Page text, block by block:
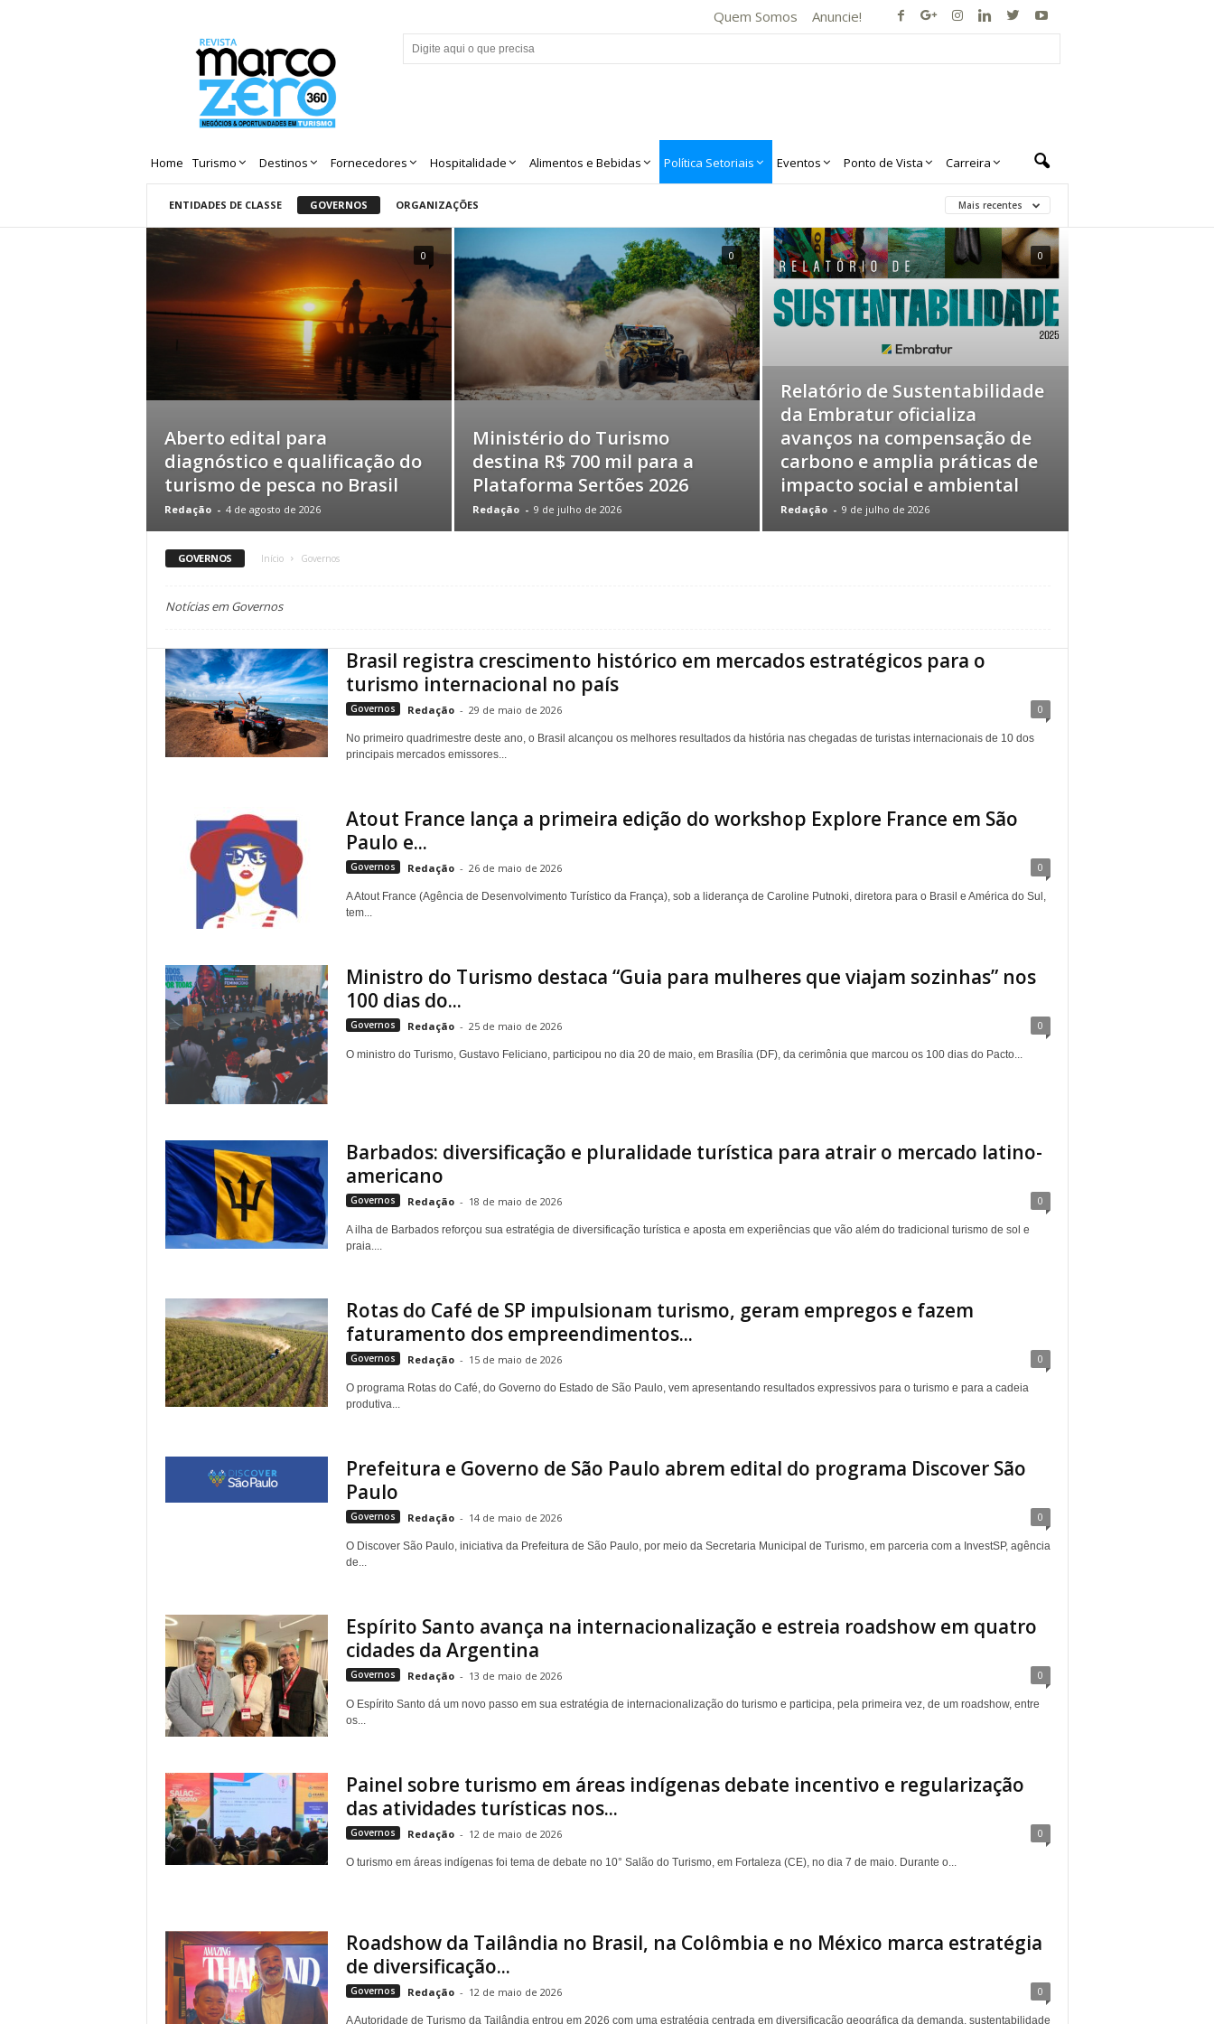
Quem Somos Anuncie!
Home Turismo Destinos Fornecedores Hospitalidade Alimentos e Bebidas Política Setoriais Eventos Ponto de Vista Carreira
ENTIDADES DE CLASSE GOVERNOS ORGANIZAÇÕES Mais recentes
Aberto edital para
diagnóstico e qualificação do
turismo de pesca no Brasil
Redação - 4 de agosto de 2026
0
Ministério do Turismo
destina R$ 700 mil para a
Plataforma Sertões 2026
Redação - 9 de julho de 2026
0
Relatório de Sustentabilidade
da Embratur oficializa
avanços na compensação de
carbono e amplia práticas de
impacto social e ambiental
Redação - 9 de julho de 2026
0
GOVERNOS Início Governos
Notícias em Governos
Brasil registra crescimento histórico em mercados estratégicos para o
turismo internacional no país
Governos Redação - 29 de maio de 2026 0
No primeiro quadrimestre deste ano, o Brasil alcançou os melhores resultados da história nas chegadas de turistas internacionais de 10 dos
principais mercados emissores...
Atout France lança a primeira edição do workshop Explore France em São
Paulo e...
Governos Redação - 26 de maio de 2026 0
A Atout France (Agência de Desenvolvimento Turístico da França), sob a liderança de Caroline Putnoki, diretora para o Brasil e América do Sul,
tem...
Ministro do Turismo destaca “Guia para mulheres que viajam sozinhas” nos
100 dias do...
Governos Redação - 25 de maio de 2026 0
O ministro do Turismo, Gustavo Feliciano, participou no dia 20 de maio, em Brasília (DF), da cerimônia que marcou os 100 dias do Pacto...
Barbados: diversificação e pluralidade turística para atrair o mercado latino-
americano
Governos Redação - 18 de maio de 2026 0
A ilha de Barbados reforçou sua estratégia de diversificação turística e aposta em experiências que vão além do tradicional turismo de sol e
praia....
Rotas do Café de SP impulsionam turismo, geram empregos e fazem
faturamento dos empreendimentos...
Governos Redação - 15 de maio de 2026 0
O programa Rotas do Café, do Governo do Estado de São Paulo, vem apresentando resultados expressivos para o turismo e para a cadeia
produtiva...
Prefeitura e Governo de São Paulo abrem edital do programa Discover São
Paulo
Governos Redação - 14 de maio de 2026 0
O Discover São Paulo, iniciativa da Prefeitura de São Paulo, por meio da Secretaria Municipal de Turismo, em parceria com a InvestSP, agência
de...
Espírito Santo avança na internacionalização e estreia roadshow em quatro
cidades da Argentina
Governos Redação - 13 de maio de 2026 0
O Espírito Santo dá um novo passo em sua estratégia de internacionalização do turismo e participa, pela primeira vez, de um roadshow, entre
os...
Painel sobre turismo em áreas indígenas debate incentivo e regularização
das atividades turísticas nos...
Governos Redação - 12 de maio de 2026 0
O turismo em áreas indígenas foi tema de debate no 10° Salão do Turismo, em Fortaleza (CE), no dia 7 de maio. Durante o...
Roadshow da Tailândia no Brasil, na Colômbia e no México marca estratégia
de diversificação...
Governos Redação - 12 de maio de 2026 0
A Autoridade de Turismo da Tailândia entrou em 2026 com uma estratégia centrada em diversificação geográfica da demanda, sustentabilidade